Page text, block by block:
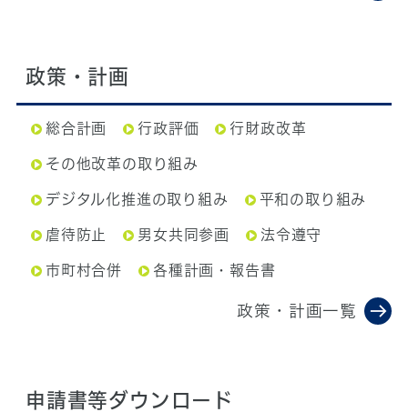
政策・計画
総合計画 行政評価 行財政改革
その他改革の取り組み
デジタル化推進の取り組み 平和の取り組み
虐待防止 男女共同参画 法令遵守
市町村合併 各種計画・報告書
政策・計画一覧
申請書等ダウンロード